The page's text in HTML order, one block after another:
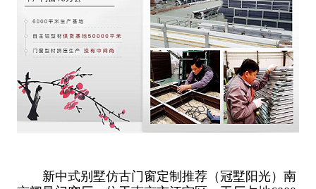
新中式别墅仿古门窗定制推荐（冠墅阳光）南